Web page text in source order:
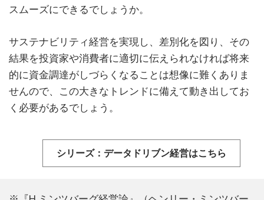
スムーズにできるでしょうか。
サステナビリティ経営を実現し、差別化を図り、その
結果を投資家や消費者に適切に伝えられなければ将来
的に資金調達がしづらくなることは想像に難くありま
せんので、この大きなトレンドに備えて動き出してお
く必要があるでしょう。
シリーズ：データドリブン経営はこちら